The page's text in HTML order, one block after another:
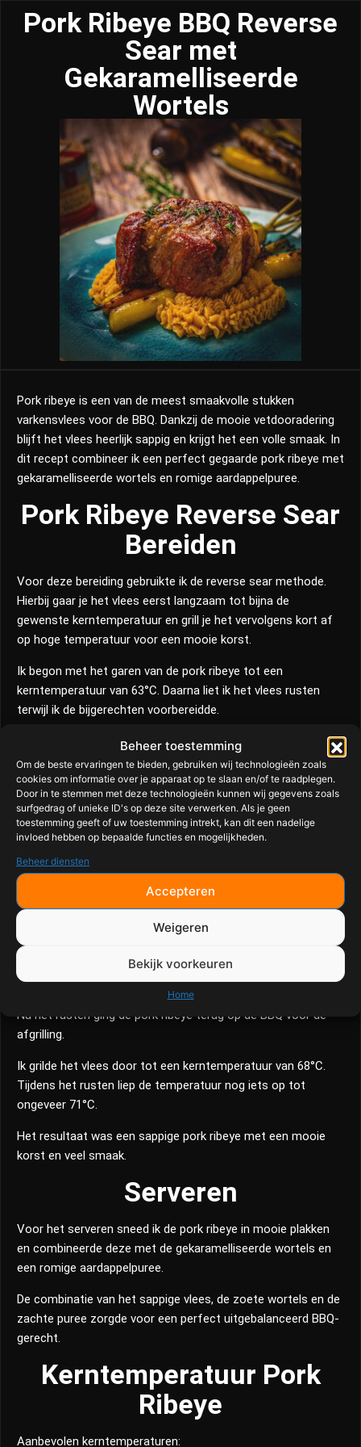
Beheer toestemming
Om de beste ervaringen te bieden, gebruiken wij technologieën zoals
cookies om informatie over je apparaat op te slaan en/of te raadplegen.
Door in te stemmen met deze technologieën kunnen wij gegevens zoals
surfgedrag of unieke ID's op deze site verwerken. Als je geen
toestemming geeft of uw toestemming intrekt, kan dit een nadelige
invloed hebben op bepaalde functies en mogelijkheden.
Beheer diensten
Accepteren
Weigeren
Bekijk voorkeuren
Home
Pork Ribeye BBQ Reverse
Sear met
Gekaramelliseerde
Wortels
Pork ribeye is een van de meest smaakvolle stukken
varkensvlees voor de BBQ. Dankzij de mooie vetdooradering
blijft het vlees heerlijk sappig en krijgt het een volle smaak. In
dit recept combineer ik een perfect gegaarde pork ribeye met
gekaramelliseerde wortels en romige aardappelpuree.
Pork Ribeye Reverse Sear
Bereiden
Voor deze bereiding gebruikte ik de reverse sear methode.
Hierbij gaar je het vlees eerst langzaam tot bijna de
gewenste kerntemperatuur en grill je het vervolgens kort af
op hoge temperatuur voor een mooie korst.
Ik begon met het garen van de pork ribeye tot een
kerntemperatuur van 63°C. Daarna liet ik het vlees rusten
terwijl ik de bijgerechten voorbereidde.
Gekaramelliseerde
Wortels van de BBQ
De wortels werden eerst gewassen, geschild en beetgaar
gekookt. Vervolgens maakte ik een mengsel van boter,
De wortels gingen daarna op de hete BBQ waar ze regelmatig
werden ingesmeerd met het boter-honingmengsel. Na
ongeveer 6 minuten waren ze prachtig gekaramelliseerd met
een heerlijke zoete smaak en een lichte grillsmaak.
Pork Ribeye Afgrillen
Na het rusten ging de pork ribeye terug op de BBQ voor de
afgrilling.
Ik grilde het vlees door tot een kerntemperatuur van 68°C.
Tijdens het rusten liep de temperatuur nog iets op tot
ongeveer 71°C.
Het resultaat was een sappige pork ribeye met een mooie
korst en veel smaak.
Serveren
Voor het serveren sneed ik de pork ribeye in mooie plakken
en combineerde deze met de gekaramelliseerde wortels en
een romige aardappelpuree.
De combinatie van het sappige vlees, de zoete wortels en de
zachte puree zorgde voor een perfect uitgebalanceerd BBQ-
gerecht.
Kerntemperatuur Pork
Ribeye
Aanbevolen kerntemperaturen: